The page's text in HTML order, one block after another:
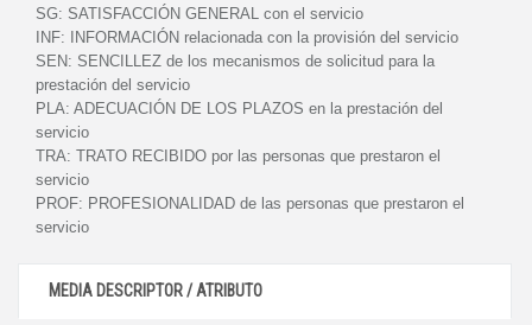
SG: SATISFACCIÓN GENERAL con el servicio
INF:
INFORMACIÓN relacionada con la provisión del servicio
SEN: SENCILLEZ de los mecanismos de solicitud para la
prestación del servicio
PLA: ADECUACIÓN DE LOS PLAZOS en la prestación del
servicio
TRA: TRATO RECIBIDO por las personas que prestaron el
servicio
PROF: PROFESIONALIDAD de las personas que prestaron el
servicio
MEDIA DESCRIPTOR / ATRIBUTO